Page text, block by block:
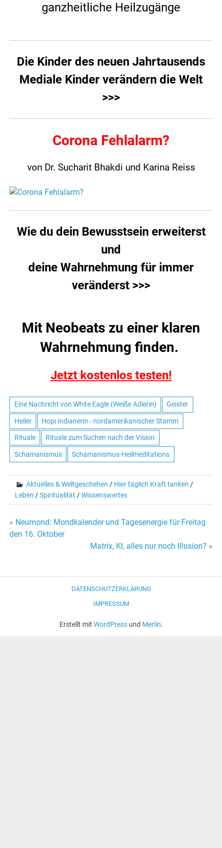
ganzheitliche Heilzugänge
Die Kinder des neuen Jahrtausends
Mediale Kinder verändern die Welt
>>>
Corona Fehlalarm?
von Dr. Sucharit Bhakdi und Karina Reiss
Wie du dein Bewusstsein erweiterst
und
deine Wahrnehmung für immer
veränderst >>>
Mit Neobeats zu einer klaren
Wahrnehmung finden.
Jetzt kostenlos testen!
Eine Nachricht von White Eagle (Weiße Adlerin) Geister
Heiler Hopi Indianerin - nordamerikanischer Stamm
Rituale Rituale zum Suchen nach der Vision
Schamanismus Schamanismus-Heilmeditations
Aktuelles & Weltgeschehen / Hier täglich Kraft tanken /
Leben /Spiritualität /Wissenswertes
Beitrags-
« Neumond: Mondkalender und Tagesenergie für Freitag
den 16. Oktober
Matrix, KI, alles nur noch Illusion? »
DATENSCHUTZERKLÄRUNG
IMPRESSUM
Erstellt mit WordPressund Merlin.